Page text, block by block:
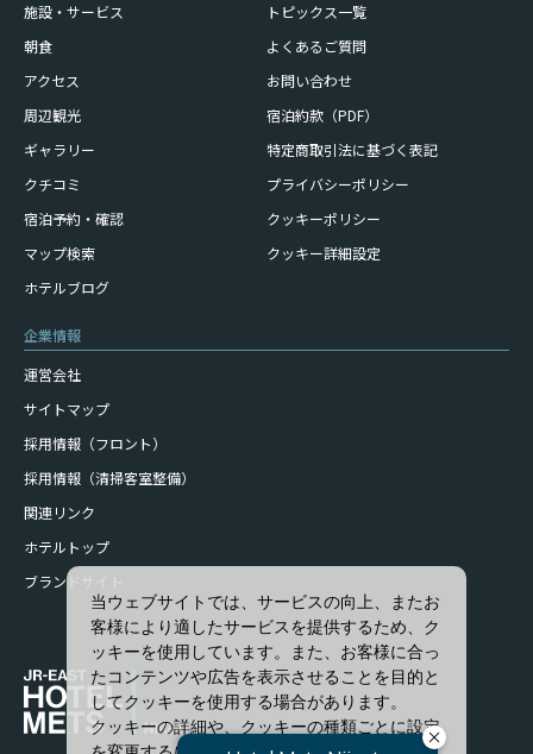
施設・サービス
朝食
アクセス
周辺観光
ギャラリー
クチコミ
宿泊予約・確認
マップ検索
ホテルブログ
トピックス一覧
よくあるご質問
お問い合わせ
宿泊約款（PDF）
特定商取引法に基づく表記
プライバシーポリシー
クッキーポリシー
クッキー詳細設定
企業情報
運営会社
サイトマップ
採用情報（フロント）
採用情報（清掃客室整備）
関連リンク
ホテルトップ
ブランドサイト
当ウェブサイトでは、サービスの向上、またお
客様により適したサービスを提供するため、ク
ッキーを使用しています。また、お客様に合っ
たコンテンツや広告を表示させることを目的と
してクッキーを使用する場合があります。
クッキーの詳細や、クッキーの種類ごとに設定